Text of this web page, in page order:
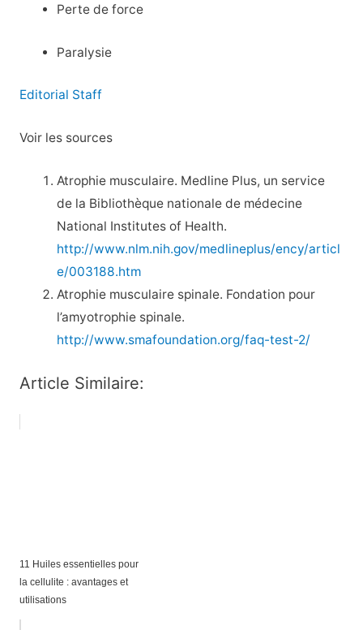
Perte de force
Paralysie
Editorial Staff
Voir les sources
Atrophie musculaire. Medline Plus, un service
de la Bibliothèque nationale de médecine
National Institutes of Health.
http://www.nlm.nih.gov/medlineplus/ency/articl
e/003188.htm
Atrophie musculaire spinale. Fondation pour
l’amyotrophie spinale.
http://www.smafoundation.org/faq-test-2/
Article Similaire:
11 Huiles essentielles pour
la cellulite : avantages et
utilisations